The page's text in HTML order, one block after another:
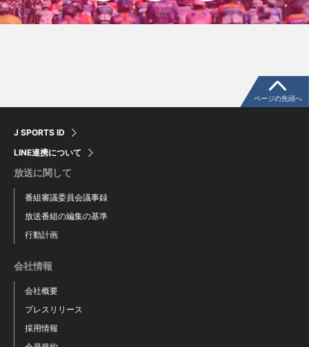
J SPORTS ID
LINE連携について
放送に関して
番組審議委員会議事録
放送番組の編集の基準
行動計画
会社情報
会社概要
プレスリリース
採用情報
ページの先頭へ